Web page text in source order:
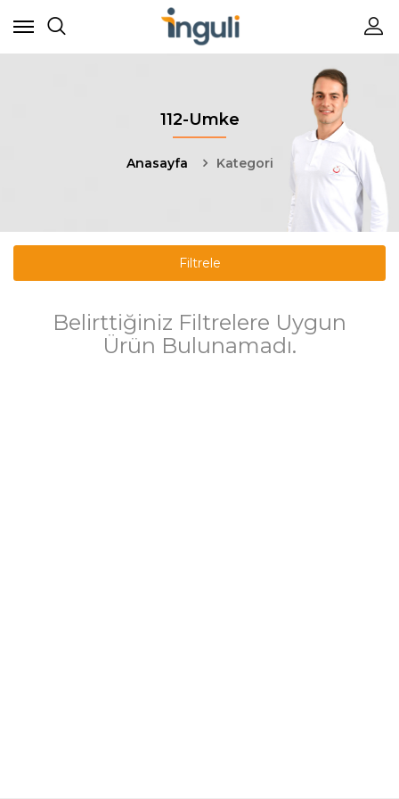
112-Umke
Anasayfa Kategori
Filtrele
Belirttiğiniz Filtrelere Uygun
Ürün Bulunamadı.